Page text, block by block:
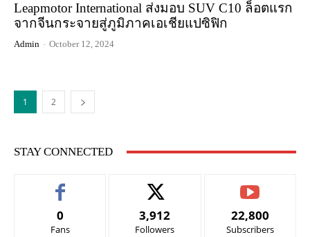
Leapmotor International ส่งมอบ SUV C10 ล็อตแรก
จากจีนกระจายสู่ภูมิภาคเอเชียแปซิฟิก
Admin - October 12, 2024
1 2
STAY CONNECTED
0
Fans
3,912
Followers
22,800
Subscribers